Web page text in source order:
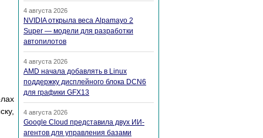
4 августа 2026
NVIDIA открыла веса Alpamayo 2
Super — модели для разработки
автопилотов
4 августа 2026
AMD начала добавлять в Linux
поддержку дисплейного блока DCN6
для графики GFX13
4 августа 2026
Google Cloud представила двух ИИ-
агентов для управления базами